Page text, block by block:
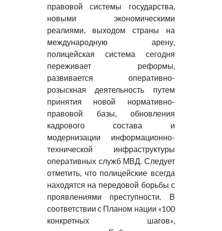
правовой системы государства,
новыми экономическими
реалиями, выходом страны на
международную арену,
полицейская система сегодня
переживает реформы,
развивается оперативно-
розыскная деятельность путем
принятия новой нормативно-
правовой базы, обновления
кадрового состава и
модернизации информационно-
технической инфраструктуры
оперативных служб МВД. Следует
отметить, что полицейские всегда
находятся на передовой борьбы с
проявлениями преступности. В
соответствии с Планом нации «100
конкретных шагов»,